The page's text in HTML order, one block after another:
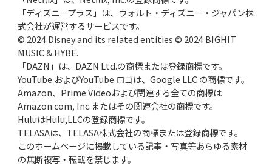
「ディズニープラス」は、ウォルト・ディズニー・ジャパン株
式会社が運営するサービスです。
© 2024 Disney and its related entities © 2024 BIGHIT
MUSIC & HYBE.
「DAZN」は、DAZN Ltd.の商標または登録商標です。
YouTube およびYouTube ロゴは、Google LLC の商標です。
Amazon、Prime Videoおよび関連する全ての商標は
Amazon.com, Inc.またはその関連会社の商標です。
HuluはHulu,LLCの登録商標です。
TELASAは、TELASA株式会社の商標または登録商標です。
このホームページに掲載している記事・写真等あらゆる素材
の無断複写・転載を禁じます。